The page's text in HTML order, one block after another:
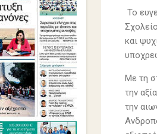
Το
και
Με τη
την
την